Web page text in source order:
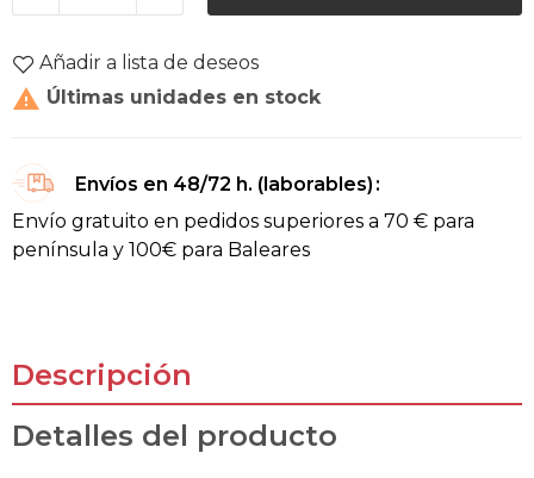
Añadir a lista de deseos
 Últimas unidades en stock
Envíos en 48/72 h. (laborables)
Envío gratuito en pedidos superiores a 70 € para
península y 100€ para Baleares
Descripción
Detalles del producto